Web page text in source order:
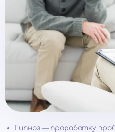
Гипноз — проработку